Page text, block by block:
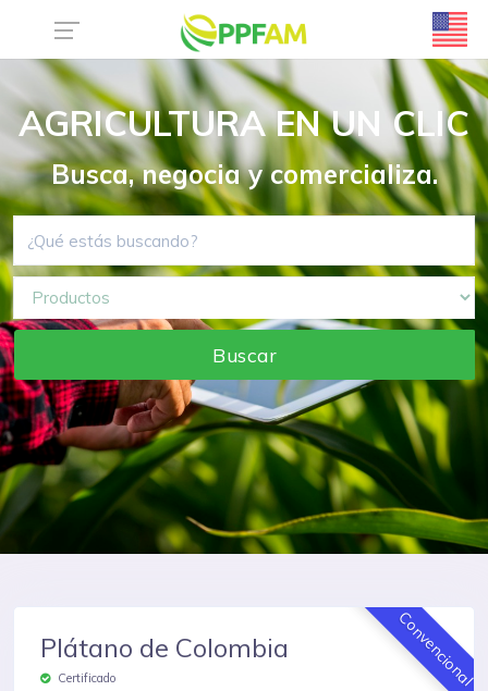
AGRICULTURA EN UN CLIC
Busca, negocia y comercializa.
Buscar
Convencional
Plátano de Colombia
Certificado